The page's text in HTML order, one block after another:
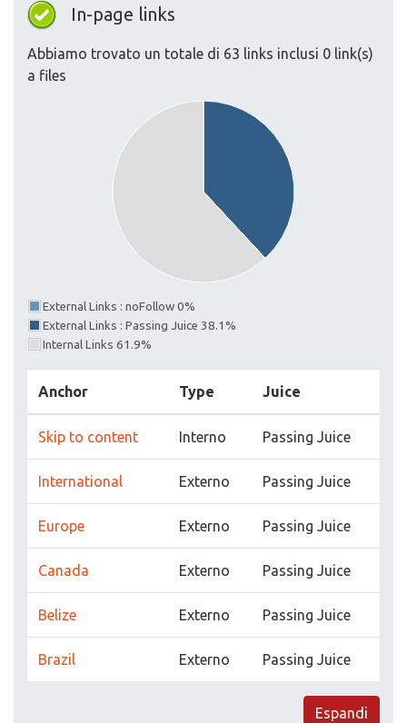
In-page links
Abbiamo trovato un totale di 63 links inclusi 0 link(s)
a files
External Links : noFollow 0%
External Links : Passing Juice 38.1%
Internal Links 61.9%
Anchor Type Juice
Skip to content Interno Passing Juice
International Externo Passing Juice
Europe Externo Passing Juice
Canada Externo Passing Juice
Belize Externo Passing Juice
Brazil Externo Passing Juice
Espandi